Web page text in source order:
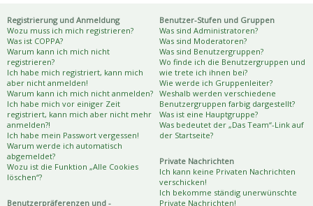
Registrierung und Anmeldung
Wozu muss ich mich registrieren?
Was ist COPPA?
Warum kann ich mich nicht
registrieren?
Ich habe mich registriert, kann mich
aber nicht anmelden!
Warum kann ich mich nicht anmelden?
Ich habe mich vor einiger Zeit
registriert, kann mich aber nicht mehr
anmelden?!
Ich habe mein Passwort vergessen!
Warum werde ich automatisch
abgemeldet?
Wozu ist die Funktion „Alle Cookies
löschen“?
Benutzerpräferenzen und -
Benutzer-Stufen und Gruppen
Was sind Administratoren?
Was sind Moderatoren?
Was sind Benutzergruppen?
Wo finde ich die Benutzergruppen und
wie trete ich ihnen bei?
Wie werde ich Gruppenleiter?
Weshalb werden verschiedene
Benutzergruppen farbig dargestellt?
Was ist eine Hauptgruppe?
Was bedeutet der „Das Team“-Link auf
der Startseite?
Private Nachrichten
Ich kann keine Privaten Nachrichten
verschicken!
Ich bekomme ständig unerwünschte
Private Nachrichten!